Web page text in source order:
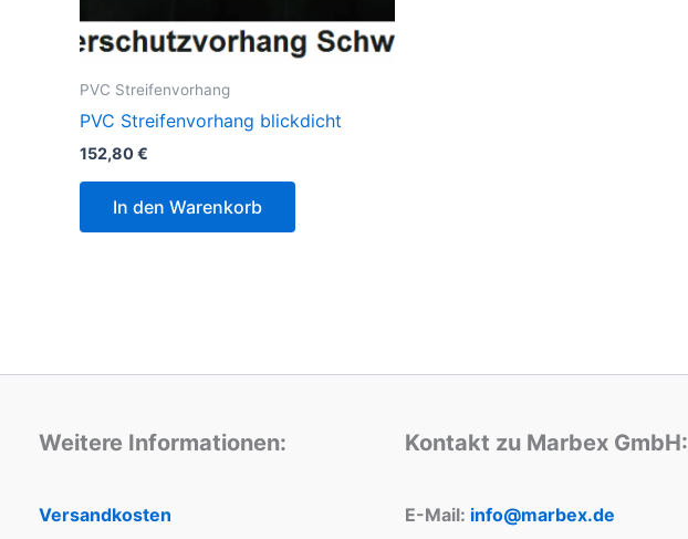
PVC Streifenvorhang
PVC Streifenvorhang blickdicht
152,80€
In den Warenkorb
Weitere Informationen:
Versandkosten
Kontakt zu Marbex GmbH:
E-Mail: info@marbex.de